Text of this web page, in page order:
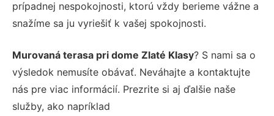
prípadnej nespokojnosti, ktorú vždy berieme vážne a
snažíme sa ju vyriešiť k vašej spokojnosti.
Murovaná terasa pri dome Zlaté Klasy? S nami sa o
výsledok nemusíte obávať. Neváhajte a kontaktujte
nás pre viac informácií. Prezrite si aj ďalšie naše
služby, ako napríklad